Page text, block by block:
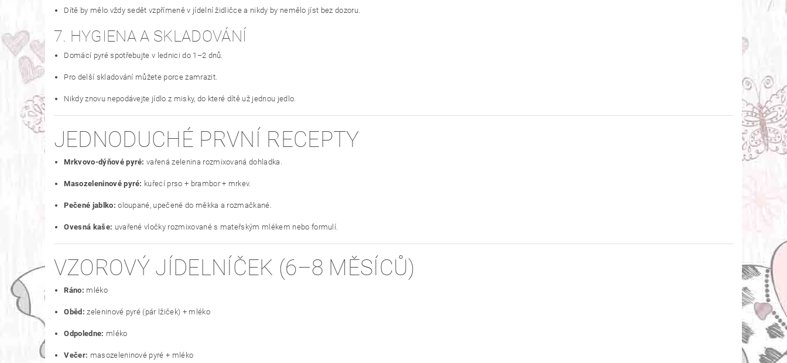
Dítě by mělo vždy sedět vzpřímeně v jídelní židličce a nikdy by nemělo jíst bez dozoru.
7. HYGIENA A SKLADOVÁNÍ
Domácí pyré spotřebujte v lednici do 1–2 dnů.
Pro delší skladování můžete porce zamrazit.
Nikdy znovu nepodávejte jídlo z misky, do které dítě už jednou jedlo.
JEDNODUCHÉ PRVNÍ RECEPTY
Mrkvovo-dýňové pyré: vařená zelenina rozmixovaná dohladka.
Masozeleninové pyré: kuřecí prso + brambor + mrkev.
Pečené jablko: oloupané, upečené do měkka a rozmačkané.
Ovesná kaše: uvařené vločky rozmixované s mateřským mlékem nebo formulí.
VZOROVÝ JÍDELNÍČEK (6–8 MĚSÍCŮ)
Ráno: mléko
Oběd: zeleninové pyré (pár lžiček) + mléko
Odpoledne: mléko
Večer: masozeleninové pyré + mléko